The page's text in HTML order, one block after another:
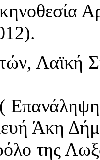
Λαϊκή
Άκη
της